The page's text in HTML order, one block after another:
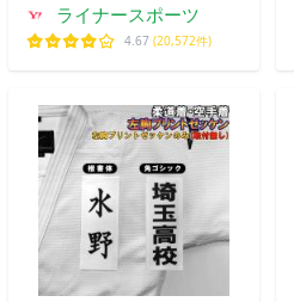
ライナースポーツ
4.67 (20,572件)